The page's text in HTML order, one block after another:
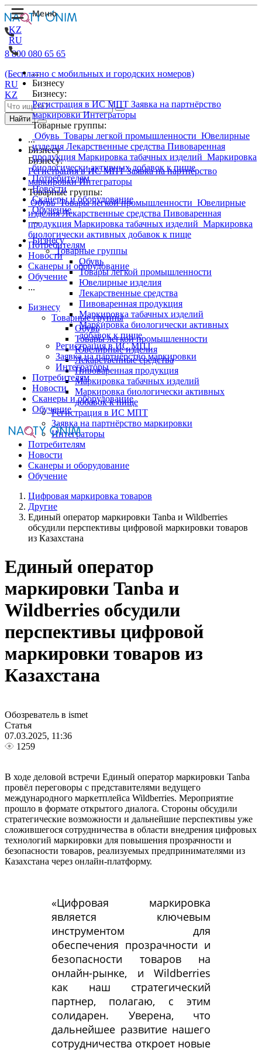
KZ
RU
...
Бизнесу
Бизнесу:
Регистрация в ИС МПТ Заявка на партнёрство
маркировкиИнтеграторы
Товарные группы:
Обувь Товары легкой промышленности Ювелирные
изделия Лекарственные средства Пивоваренная
продукция Маркировка табачных изделий Маркировка
биологически активных добавок к пище
Потребителям
Новости
Сканеры и оборудование
Обучение
...
Бизнесу
Товарные группы
Обувь
Товары легкой промышленности
Ювелирные изделия
Лекарственные средства
Пивоваренная продукция
Маркировка табачных изделий
Маркировка биологически активных
добавок к пище
Регистрация в ИС МПТ
Заявка на партнёрство маркировки
Интеграторы
Потребителям
Новости
Сканеры и оборудование
Обучение
8 800 080 65 65
(Бесплатно с мобильных и городских номеров)
RU
KZ
Найти
...
Бизнесу
Бизнесу:
Регистрация в ИС МПТЗаявка на партнёрство
маркировкиИнтеграторы
Товарные группы:
ОбувьТовары легкой промышленности Ювелирные
изделияЛекарственные средства Пивоваренная
продукция Маркировка табачных изделий Маркировка
биологически активных добавок к пище
Потребителям
Новости
Сканеры и оборудование
Обучение
...
Бизнесу
Товарные группы
Обувь
Товары легкой промышленности
Ювелирные изделия
Лекарственные средства
Пивоваренная продукция
Маркировка табачных изделий
Маркировка биологически активных
добавок к пище
Регистрация в ИС МПТ
Заявка на партнёрство маркировки
Интеграторы
Потребителям
Новости
Сканеры и оборудование
Обучение
Цифровая маркировка товаров
Другие
Единый оператор маркировки Tanba и Wildberries
обсудили перспективы цифровой маркировки товаров
из Казахстана
Единый оператор
маркировки Tanba и
Wildberries обсудили
перспективы цифровой
маркировки товаров из
Казахстана
Обозреватель в ismet
Статья
07.03.2025, 11:36
1259
В ходе деловой встречи Единый оператор маркировки Tanba
провёл переговоры с представителями ведущего
международного маркетплейса Wildberries. Мероприятие
прошло в формате открытого диалога. Стороны обсудили
стратегические возможности и дальнейшие перспективы уже
сложившегося сотрудничества в области внедрения цифровых
технологий маркировки для повышения прозрачности и
безопасности товаров, реализуемых предпринимателями из
Казахстана через онлайн-платформу.
«Цифровая маркировка
является ключевым
инструментом для
обеспечения прозрачности и
безопасности товаров на
онлайн-рынке, и Wildberries
как наш стратегический
партнер, полагаю, с этим
солидарен. Уверена, что
дальнейшее развитие нашего
сотрудничества откроет новые